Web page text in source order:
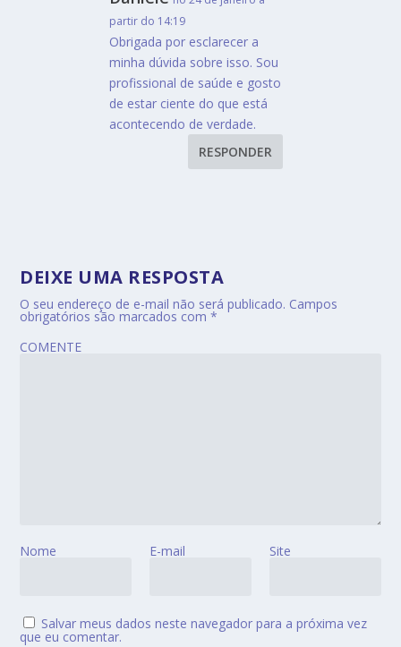
partir do 14:19
Obrigada por esclarecer a
minha dúvida sobre isso. Sou
profissional de saúde e gosto
de estar ciente do que está
acontecendo de verdade.
RESPONDER
DEIXE UMA RESPOSTA
O seu endereço de e-mail não será publicado. Campos
obrigatórios são marcados com*
COMENTE
Nome E-mail Site
Salvar meus dados neste navegador para a próxima vez
que eu comentar.